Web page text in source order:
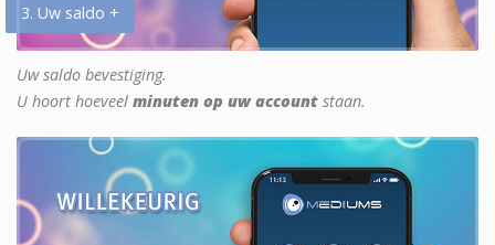
3. Uw saldo +
Uw saldo bevestiging.
U hoort hoeveel minuten op uw account staan.